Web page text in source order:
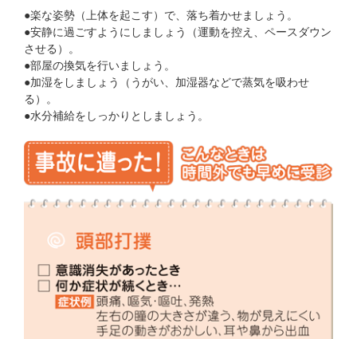
●楽な姿勢（上体を起こす）で、落ち着かせましょう。
●安静に過ごすようにしましょう（運動を控え、ペースダウン
させる）。
●部屋の換気を行いましょう。
●加湿をしましょう（うがい、加湿器などで蒸気を吸わせ
る）。
●水分補給をしっかりとしましょう。